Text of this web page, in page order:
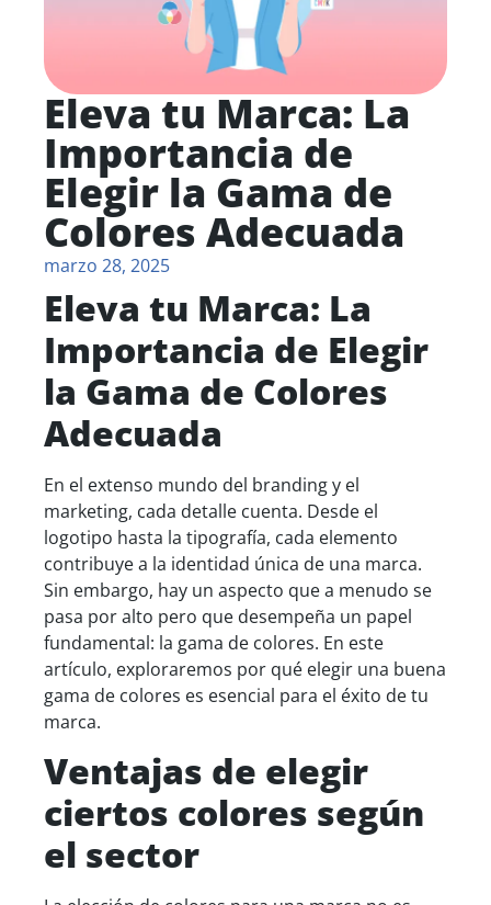
Eleva tu Marca: La
Importancia de
Elegir la Gama de
Colores Adecuada
marzo 28, 2025
Eleva tu Marca: La
Importancia de Elegir
la Gama de Colores
Adecuada
En el extenso mundo del branding y el
marketing, cada detalle cuenta. Desde el
logotipo hasta la tipografía, cada elemento
contribuye a la identidad única de una marca.
Sin embargo, hay un aspecto que a menudo se
pasa por alto pero que desempeña un papel
fundamental: la gama de colores. En este
artículo, exploraremos por qué elegir una buena
gama de colores es esencial para el éxito de tu
marca.
Ventajas de elegir
ciertos colores según
el sector